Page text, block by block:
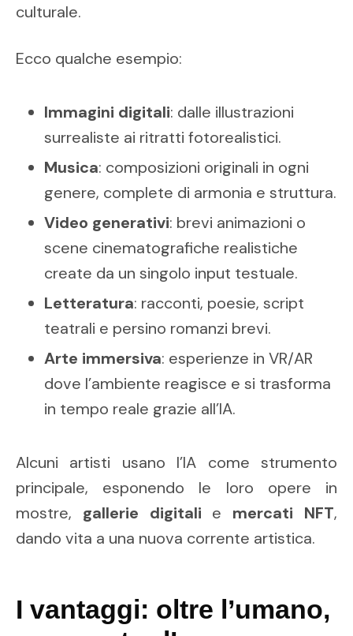
culturale.
Ecco qualche esempio:
Immagini digitali: dalle illustrazioni
surrealiste ai ritratti fotorealistici.
Musica: composizioni originali in ogni
genere, complete di armonia e struttura.
Video generativi: brevi animazioni o
scene cinematografiche realistiche
create da un singolo input testuale.
Letteratura: racconti, poesie, script
teatrali e persino romanzi brevi.
Arte immersiva: esperienze in VR/AR
dove l’ambiente reagisce e si trasforma
in tempo reale grazie all’IA.
Alcuni artisti usano l’IA come strumento
principale, esponendo le loro opere in
mostre, gallerie digitali e mercati NFT,
dando vita a una nuova corrente artistica.
I vantaggi: oltre l’umano,